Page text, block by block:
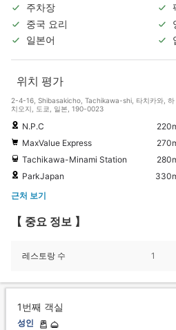
주차장
중국 요리
일본어
위치 평가
2-4-16, Shibasakicho, Tachikawa-shi, 타치카와, 하
치오지, 도쿄, 일본, 190-0023
N.P.C
MaxValue Express
Tachikawa-Minami Station
ParkJapan
근처 보기
【 중요 정보 】
레스토랑 수 1
1번째 객실
성인